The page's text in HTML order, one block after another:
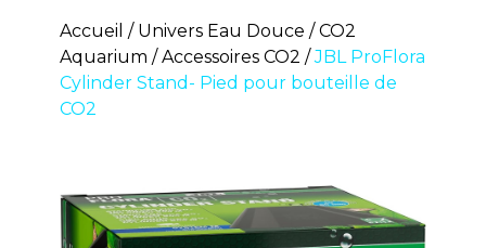
Accueil Univers Eau Douce
CO2
Aquarium
Accessoires CO2
JBL ProFlora
Cylinder Stand- Pied pour bouteille de
CO2